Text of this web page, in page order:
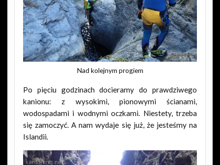
Nad kolejnym progiem
Po pięciu godzinach docieramy do prawdziwego
kanionu: z wysokimi, pionowymi ścianami,
wodospadami i wodnymi oczkami. Niestety, trzeba
się zamoczyć. A nam wydaje się już, że jesteśmy na
Islandii.